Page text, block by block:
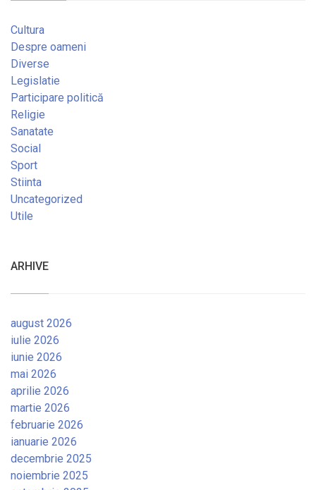
Cultura
Despre oameni
Diverse
Legislatie
Participare politică
Religie
Sanatate
Social
Sport
Stiinta
Uncategorized
Utile
ARHIVE
august 2026
iulie 2026
iunie 2026
mai 2026
aprilie 2026
martie 2026
februarie 2026
ianuarie 2026
decembrie 2025
noiembrie 2025